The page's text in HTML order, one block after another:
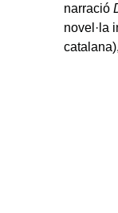
narració
novel·la